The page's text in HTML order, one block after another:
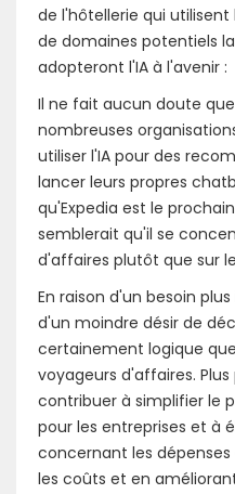
de l'hôtellerie qui utilisent
de domaines potentiels
adopteront l'IA à l'avenir :
Il ne fait aucun doute
nombreuses
utiliser l'IA pour des
lancer leurs propres
qu'Expedia est le
semblerait qu'il se
d'affaires plutôt que sur
En raison d'un besoin
d'un moindre désir de
certainement logique
voyageurs d'affaires.
contribuer à simplifier le
pour les entreprises et à
concernant les dépenses
les coûts et en